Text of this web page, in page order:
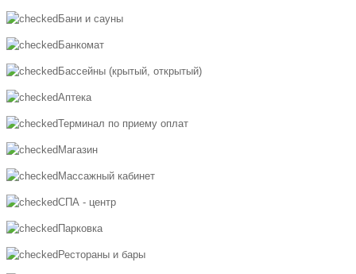
Бани и сауны
Банкомат
Бассейны (крытый, открытый)
Аптека
Терминал по приему оплат
Магазин
Массажный кабинет
СПА - центр
Парковка
Рестораны и бары